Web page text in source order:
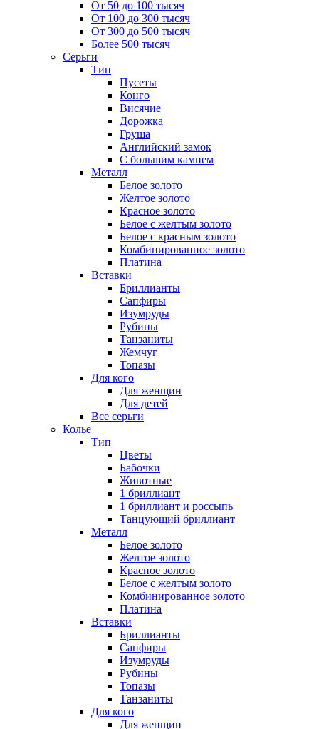
От 50 до 100 тысяч
От 100 до 300 тысяч
От 300 до 500 тысяч
Более 500 тысяч
Серьги
Тип
Пусеты
Конго
Висячие
Дорожка
Груша
Английский замок
С большим камнем
Металл
Белое золото
Желтое золото
Красное золото
Белое с желтым золото
Белое с красным золото
Комбинированное золото
Платина
Вставки
Бриллианты
Сапфиры
Изумруды
Рубины
Танзаниты
Жемчуг
Топазы
Для кого
Для женщин
Для детей
Все серьги
Колье
Тип
Цветы
Бабочки
Животные
1 бриллиант
1 бриллиант и россыпь
Танцующий бриллиант
Металл
Белое золото
Желтое золото
Красное золото
Белое с желтым золото
Комбинированное золото
Платина
Вставки
Бриллианты
Сапфиры
Изумруды
Рубины
Топазы
Танзаниты
Для кого
Для женщин